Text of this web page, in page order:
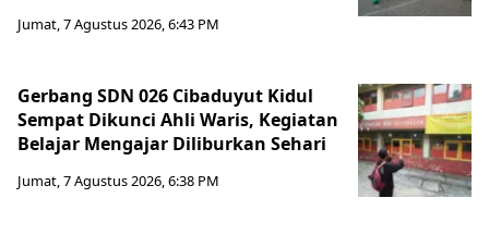
Jumat, 7 Agustus 2026, 6:43 PM
Gerbang SDN 026 Cibaduyut Kidul
Sempat Dikunci Ahli Waris, Kegiatan
Belajar Mengajar Diliburkan Sehari
Jumat, 7 Agustus 2026, 6:38 PM